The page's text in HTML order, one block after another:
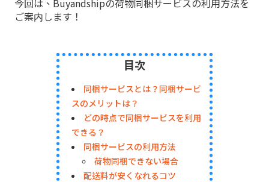
今回は、Buyandshipの荷物同梱サービスの利用方法を
ご案内します！
目次
同梱サービスとは？同梱サービ
スのメリットは？
どの時点で同梱サービスを利用
できる？
同梱サービスの利用方法
荷物同梱できない場合
配送料が安くなれるコツ